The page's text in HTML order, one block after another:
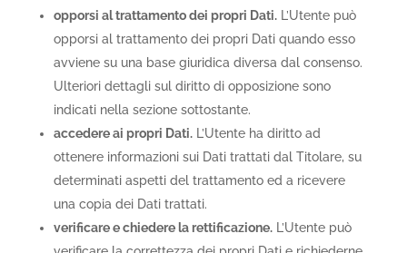
opporsi al trattamento dei propri Dati.L’Utente può
opporsi al trattamento dei propri Dati quando esso
avviene su una base giuridica diversa dal consenso.
Ulteriori dettagli sul diritto di opposizione sono
indicati nella sezione sottostante.
accedere ai propri Dati.L’Utente ha diritto ad
ottenere informazioni sui Dati trattati dal Titolare, su
determinati aspetti del trattamento ed a ricevere
una copia dei Dati trattati.
verificare e chiedere la rettificazione.L’Utente può